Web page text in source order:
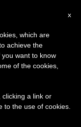
×
la pausa
de verano
también el
x
which are
achieve the
want to know
of the cookies,
clicking a link or
to the use of cookies.